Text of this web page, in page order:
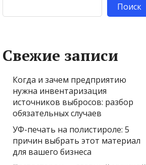
Поиск
Свежие записи
Когда и зачем предприятию
нужна инвентаризация
источников выбросов: разбор
обязательных случаев
УФ-печать на полистироле: 5
причин выбрать этот материал
для вашего бизнеса